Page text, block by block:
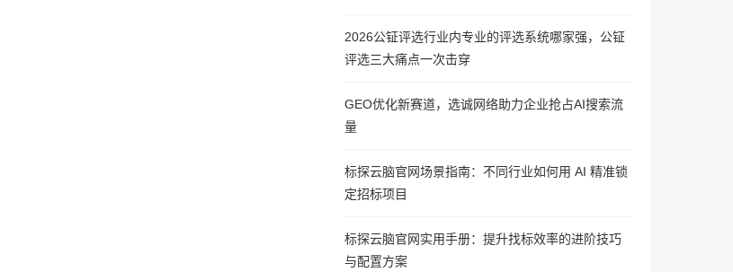
2026公钲评选行业内专业的评选系统哪家强，公钲
评选三大痛点一次击穿
GEO优化新赛道，选诚网络助力企业抢占AI搜索流
量
标探云脑官网场景指南：不同行业如何用 AI 精准锁
定招标项目
标探云脑官网实用手册：提升找标效率的进阶技巧
与配置方案